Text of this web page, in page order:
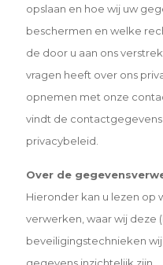
opslaan en hoe wij uw
beschermen en welke
de door u aan ons
vragen heeft over ons
opnemen met onze
vindt de
privacybeleid.
Over de
Hieronder kan u lezen op
verwerken, waar wij deze
beveiligingstechnieken
gegevens inzichtelijk zijn.